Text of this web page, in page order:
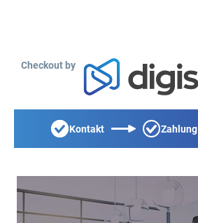
Checkout by
Kontakt Zahlung